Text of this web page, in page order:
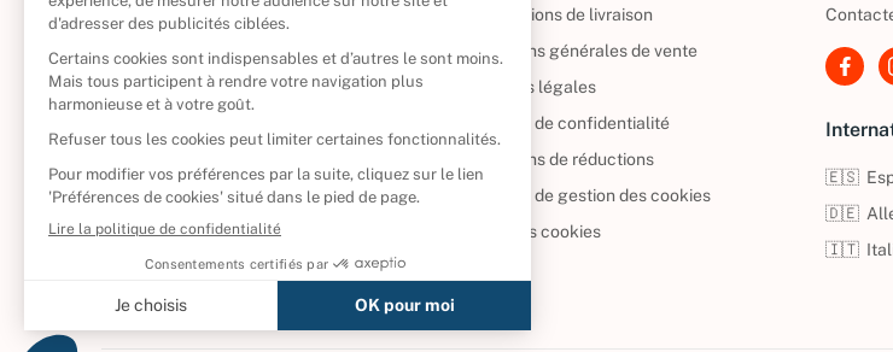
Politique de retour
Reprendre vos livres
Qui sommes-nous ?
CD d'occasion
DVD d'occasion
Livres d’occasion
Informations de livraison
Conditions générales de vente
Mentions légales
Politique de confidentialité
Conditions de réductions
Politique de gestion des cookies
Gérer vos cookies
🇪🇸
🇩🇪
🇮🇹